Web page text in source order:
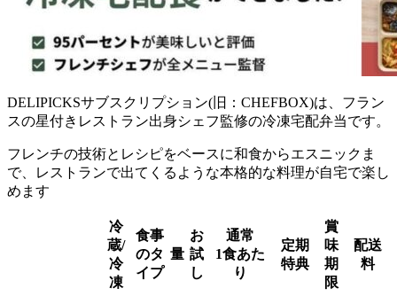
DELIPICKSサブスクリプション(旧：CHEFBOX)は、フラン
スの星付きレストラン出身シェフ監修の冷凍宅配弁当です。
フレンチの技術とレシピをベースに和食からエスニックま
で、レストランで出てくるような本格的な料理が自宅で楽し
めます
冷
蔵/
冷
凍
食事
のタ
イプ
量
お
試
し
通常
1食あた
り
定期
特典
賞
味
期
限
配送
料